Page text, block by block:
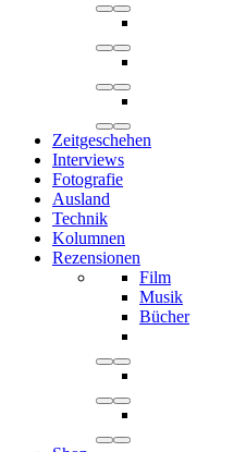
Zeitgeschehen
Interviews
Fotografie
Ausland
Technik
Kolumnen
Rezensionen
Film
Musik
Bücher